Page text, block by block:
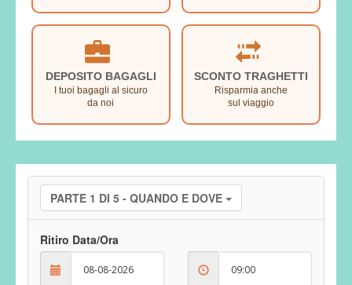
DEPOSITO BAGAGLI
I tuoi bagagli al sicuro
da noi
SCONTO TRAGHETTI
Risparmia anche
sul viaggio
PARTE 1 DI 5 - QUANDO E DOVE
Ritiro Data/Ora